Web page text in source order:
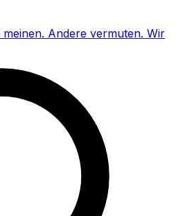
meinen. Andere vermuten. Wir